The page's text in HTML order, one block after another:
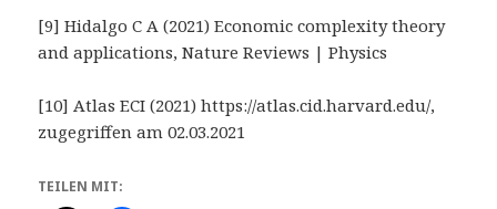
[9] Hidalgo C A (2021) Economic complexity theory
and applications, Nature Reviews | Physics
[10] Atlas ECI (2021) https://atlas.cid.harvard.edu/,
zugegriffen am 02.03.2021
TEILEN MIT: